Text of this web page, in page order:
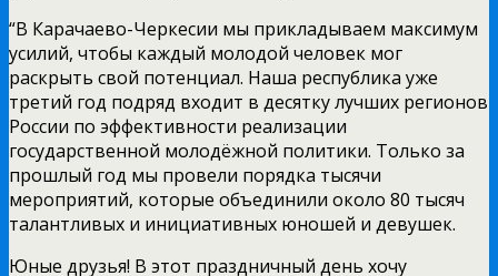
“В Карачаево-Черкесии мы прикладываем максимум
усилий, чтобы каждый молодой человек мог
раскрыть свой потенциал. Наша республика уже
третий год подряд входит в десятку лучших регионов
России по эффективности реализации
государственной молодёжной политики. Только за
прошлый год мы провели порядка тысячи
мероприятий, которые объединили около 80 тысяч
талантливых и инициативных юношей и девушек.
Юные друзья! В этот праздничный день хочу